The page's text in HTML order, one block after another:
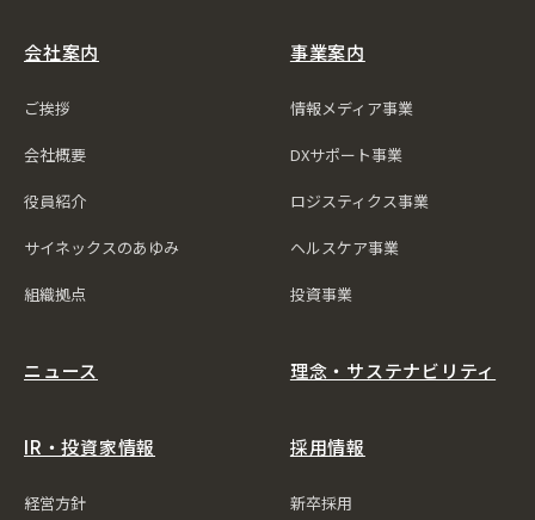
会社案内
ご挨拶
会社概要
役員紹介
サイネックスのあゆみ
組織拠点
事業案内
情報メディア事業
DXサポート事業
ロジスティクス事業
ヘルスケア事業
投資事業
ニュース
IR・投資家情報
経営方針
理念・サステナビリティ
採用情報
新卒採用